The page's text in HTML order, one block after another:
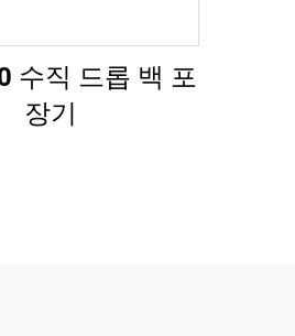
수직 드롭 백 포
장기